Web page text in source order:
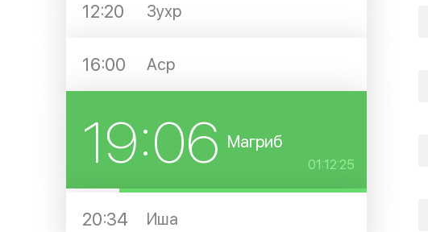
12:20 Зухр
16:00 Аср
19:06 Магриб
01:12:25
20:34 Иша